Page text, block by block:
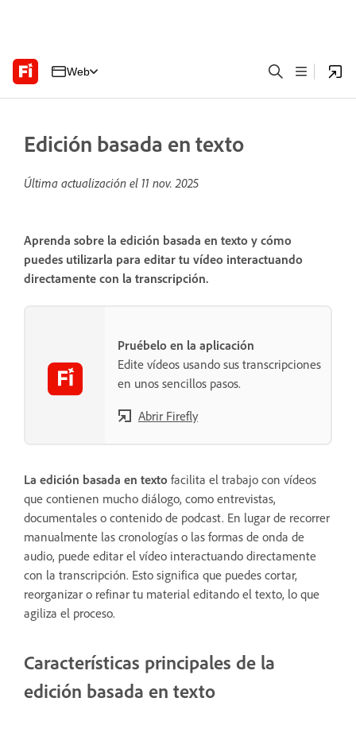
Web
Edición basada en texto
Última actualización el 11 nov. 2025
Aprenda sobre la edición basada en texto y cómo
puedes utilizarla para editar tu vídeo interactuando
directamente con la transcripción.
Pruébelo en la aplicación
Edite vídeos usando sus transcripciones
en unos sencillos pasos.
Abrir Firefly
La edición basada en texto facilita el trabajo con vídeos
que contienen mucho diálogo, como entrevistas,
documentales o contenido de podcast. En lugar de recorrer
manualmente las cronologías o las formas de onda de
audio, puede editar el vídeo interactuando directamente
con la transcripción. Esto significa que puedes cortar,
reorganizar o refinar tu material editando el texto, lo que
agiliza el proceso.
Características principales de la
edición basada en texto